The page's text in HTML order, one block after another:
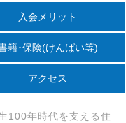
入会メリット
籍･保険(けんばい等)
アクセス
100年時代を支える住